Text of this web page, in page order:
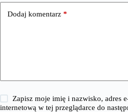
Dodaj komentarz *
Zapisz moje imię i nazwisko, adres
internetową w tej przeglądarce do